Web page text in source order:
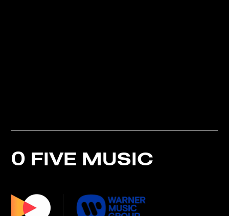
О FIVE MUSIC